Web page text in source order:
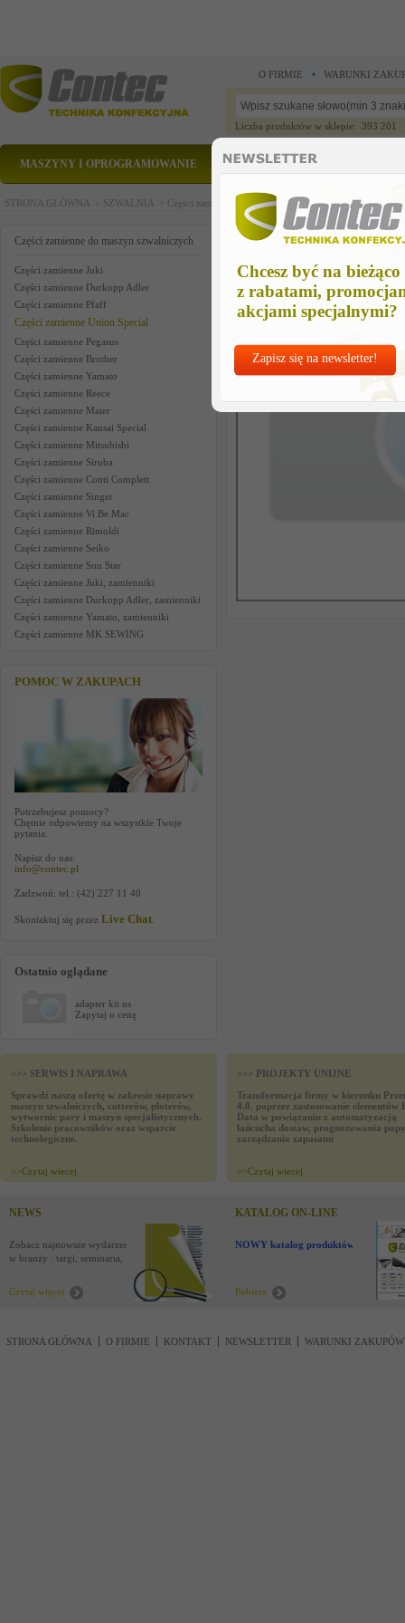
Chcesz być na bieżąco
z rabatami,
akcjami specjalnymi?
Zapisz się na newsletter!
O FIRMIE WARUNKI
Liczba produktów w sklepie: 393 201
MASZYNY I OPROGRAMOWANIE CZĘŚCI ZAMIENNE
STRONA GŁÓWNA > SZWALNIA > Części zamienne do maszyn szwalniczych >Części
Części zamienne do maszyn szwalniczych
Części zamienne Juki
Części zamienne Durkopp Adler
Części zamienne Pfaff
Części zamienne Union Special
Części zamienne Pegasus
Części zamienne Brother
Części zamienne Yamato
Części zamienne Reece
Części zamienne Maier
Części zamienne Kansai Special
Części zamienne Mitsubishi
Części zamienne Siruba
Części zamienne Conti Complett
Części zamienne Singer
Części zamienne Vi.Be.Mac
Części zamienne Rimoldi
Części zamienne Seiko
Części zamienne Sun Star
Części zamienne Juki, zamienniki
Części zamienne Durkopp Adler, zamienniki
Części zamienne Yamato, zamienniki
Części zamienne MK SEWING
POMOC W ZAKUPACH
Potrzebujesz pomocy?
Chętnie odpowiemy na wszystkie Twoje
pytania.
Napisz do nas:
info@contec.pl
Zadzwoń: tel.: (42) 227 11 40
Skontaktuj się przez Live Chat
Ostatnio oglądane
adapter kit us
Zapytaj o cenę
adapter kit us
>>> SERWIS I NAPRAWA
Sprawdź naszą ofertę w zakresie naprawy
maszyn szwalniczych, cutterów, ploterów,
wytwornic pary i maszyn specjalistycznych.
Szkolenie pracowników oraz wsparcie
technologiczne.
>>Czytaj wiecej
>>> PROJEKTY UNIJNE
Transformacja firmy w kierunku
4.0. poprzez zastosowanie elementów
Data w powiązaniu z automatyzacją
łańcucha dostaw, prognozowania
zarządzania zapasami
>>Czytaj wiecej
NEWS
Zobacz najnowsze wydarzenia
w branży : targi, seminaria,
Czytaj więcej
KATALOG ON-LINE
NOWY katalog produktów !
Pobierz
STRONA GŁÓWNA O FIRMIE KONTAKT NEWSLETTER WARUNKI ZAKUPÓW